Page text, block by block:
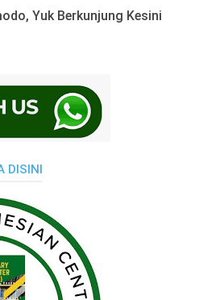
Yuk Berkunjung Kesini
DISINI